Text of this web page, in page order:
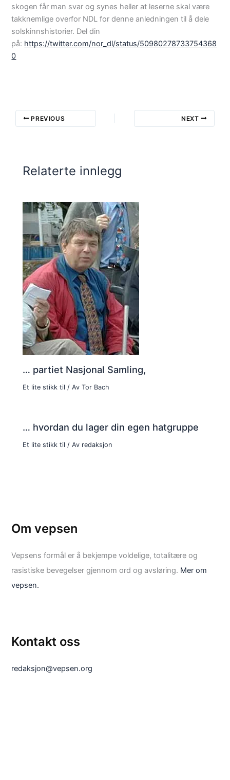
skogen får man svar og synes heller at leserne skal være
takknemlige overfor NDL for denne anledningen til å dele
solskinnshistorier. Del din
på: https://twitter.com/nor_dl/status/50980278733754368
0
PREVIOUS NEXT
Relaterte innlegg
… partiet Nasjonal Samling,
Et lite stikk til / Av Tor Bach
… hvordan du lager din egen hatgruppe
Et lite stikk til / Av redaksjon
Om vepsen
Vepsens formål er å bekjempe voldelige, totalitære og
rasistiske bevegelser gjennom ord og avsløring. Mer om
vepsen.
Kontakt oss
redaksjon@vepsen.org